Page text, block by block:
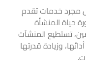
مجرد خدمات تقدم
حياة المنشأة
تستطيع المنشآت
وزيادة قدرتها